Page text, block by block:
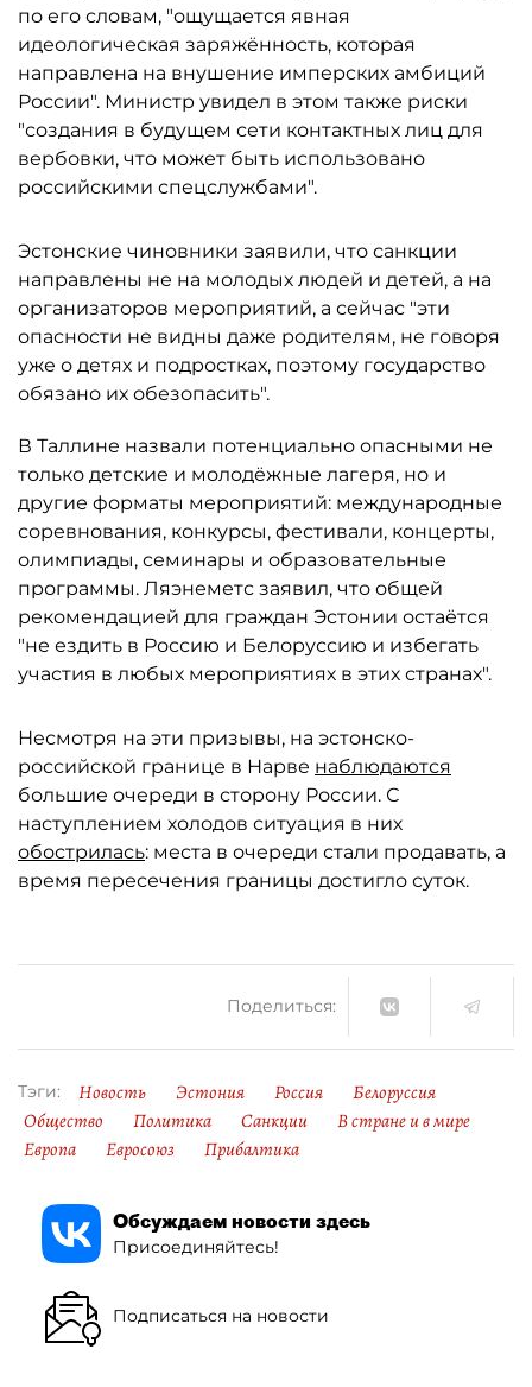
по его словам, "ощущается явная
идеологическая заряжённость, которая
направлена на внушение имперских амбиций
России". Министр увидел в этом также риски
"создания в будущем сети контактных лиц для
вербовки, что может быть использовано
российскими спецслужбами".
Эстонские чиновники заявили, что санкции
направлены не на молодых людей и детей, а на
организаторов мероприятий, а сейчас "эти
опасности не видны даже родителям, не говоря
уже о детях и подростках, поэтому государство
обязано их обезопасить".
В Таллине назвали потенциально опасными не
только детские и молодёжные лагеря, но и
другие форматы мероприятий: международные
соревнования, конкурсы, фестивали, концерты,
олимпиады, семинары и образовательные
программы. Ляэнеметс заявил, что общей
рекомендацией для граждан Эстонии остаётся
"не ездить в Россию и Белоруссию и избегать
участия в любых мероприятиях в этих странах".
Несмотря на эти призывы, на эстонско-
российской границе в Нарве наблюдаются
большие очереди в сторону России. С
наступлением холодов ситуация в них
обострилась: места в очереди стали продавать, а
время пересечения границы достигло суток.
Поделиться:
Тэги: Новость Эстония Россия
Белоруссия
Общество
Политика Санкции
В стране и в мире
Европа
Евросоюз Прибалтика
Обсуждаем новости здесь
Присоединяйтесь!
Подписаться на новости